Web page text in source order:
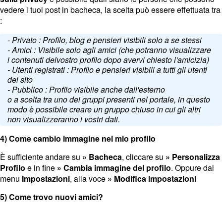
vedere i tuoi post in bacheca, la scelta può essere effettuata tra
:
- Privato : Profilo, blog e pensieri visibili solo a se stessi
- Amici : Visibile solo agli amici (che potranno visualizzare
i contenuti delvostro profilo dopo avervi chiesto l'amicizia)
- Utenti registrati : Profilo e pensieri visibili a tutti gli utenti
del sito
- Pubblico : Profilo visibile anche dall'esterno
o a scelta tra uno dei gruppi presenti nel portale, in questo
modo è possibile creare un gruppo chiuso in cui gli altri
non visualizzeranno i vostri dati.
4) Come cambio immagine nel mio profilo
È sufficiente andare su » Bacheca, cliccare su » Personalizza
Profilo e in fine » Cambia immagine del profilo. Oppure dal
menu Impostazioni, alla voce » Modifica impostazioni
5) Come trovo nuovi amici?